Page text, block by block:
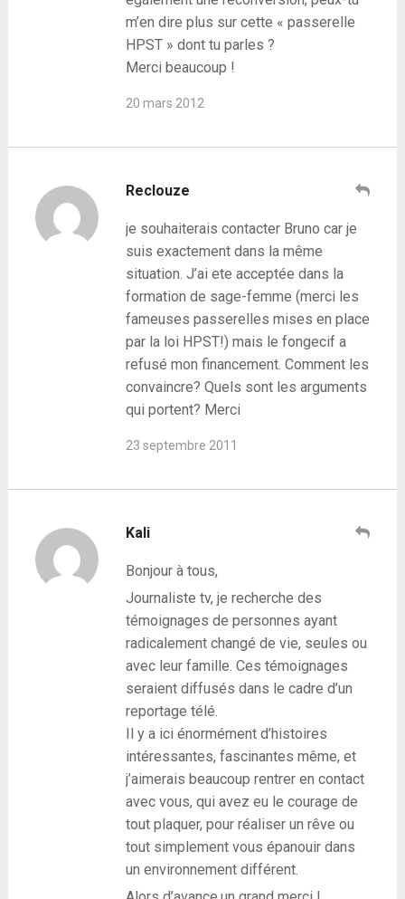
m’en dire plus sur cette « passerelle
HPST » dont tu parles ?
Merci beaucoup !
20 mars 2012
Reclouze
je souhaiterais contacter Bruno car je
suis exactement dans la même
situation. J’ai ete acceptée dans la
formation de sage-femme (merci les
fameuses passerelles mises en place
par la loi HPST!) mais le fongecif a
refusé mon financement. Comment les
convaincre? Quels sont les arguments
qui portent? Merci
23 septembre 2011
Kali
Bonjour à tous,
Journaliste tv, je recherche des
témoignages de personnes ayant
radicalement changé de vie, seules ou
avec leur famille. Ces témoignages
seraient diffusés dans le cadre d’un
reportage télé.
Il y a ici énormément d’histoires
intéressantes, fascinantes même, et
j’aimerais beaucoup rentrer en contact
avec vous, qui avez eu le courage de
tout plaquer, pour réaliser un rêve ou
tout simplement vous épanouir dans
un environnement différent.